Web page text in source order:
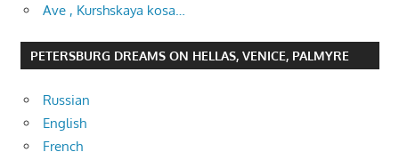
Ave , Kurshskaya kosa…
PETERSBURG DREAMS ON HELLAS, VENICE, PALMYRE
Russian
English
French